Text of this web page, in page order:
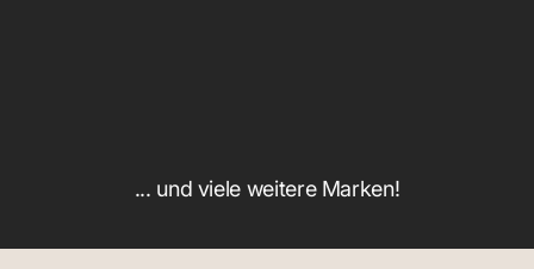
... und viele weitere Marken!